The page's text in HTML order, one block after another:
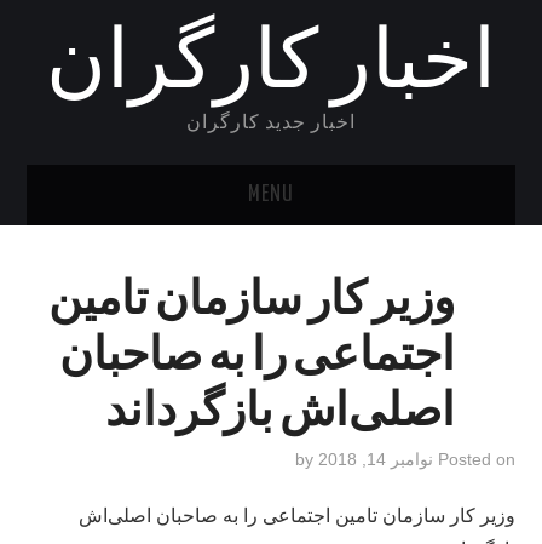
اخبار کارگران
اخبار جدید کارگران
MENU
وزیر کار سازمان تامین
اجتماعی را به صاحبان
اصلی‌اش بازگرداند
Posted on نوامبر 14, 2018 by
وزیر کار سازمان تامین اجتماعی را به صاحبان اصلی‌اش